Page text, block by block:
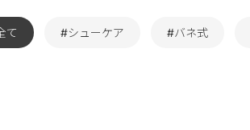
て #シューケア #バネ式